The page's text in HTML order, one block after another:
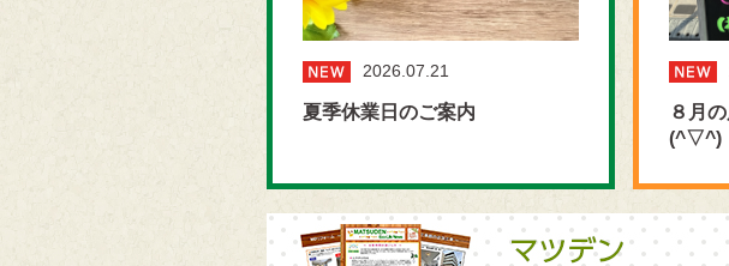
2026.07.21
夏季休業日のご案内
８月
(^▽^)